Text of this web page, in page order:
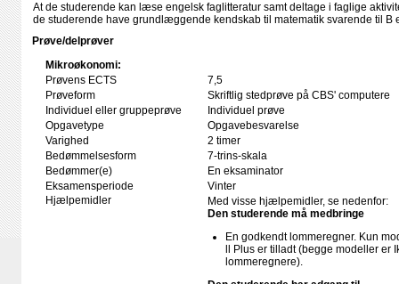
At de studerende kan læse engelsk faglitteratur samt deltage i faglige
de studerende have grundlæggende kendskab til matematik svarende til B
Prøve/delprøver
Mikroøkonomi:
Prøvens ECTS
7,5
Prøveform
Skriftlig stedprøve på CBS' computere
Individuel eller gruppeprøve
Individuel prøve
Opgavetype
Opgavebesvarelse
Varighed
2 timer
Bedømmelsesform
7-trins-skala
Bedømmer(e)
En eksaminator
Eksamensperiode
Vinter
Hjælpemidler
Med visse hjælpemidler, se nedenfor:
Den studerende må medbringe
En godkendt lommeregner. Kun
ll Plus er tilladt (begge modeller
lommeregnere).